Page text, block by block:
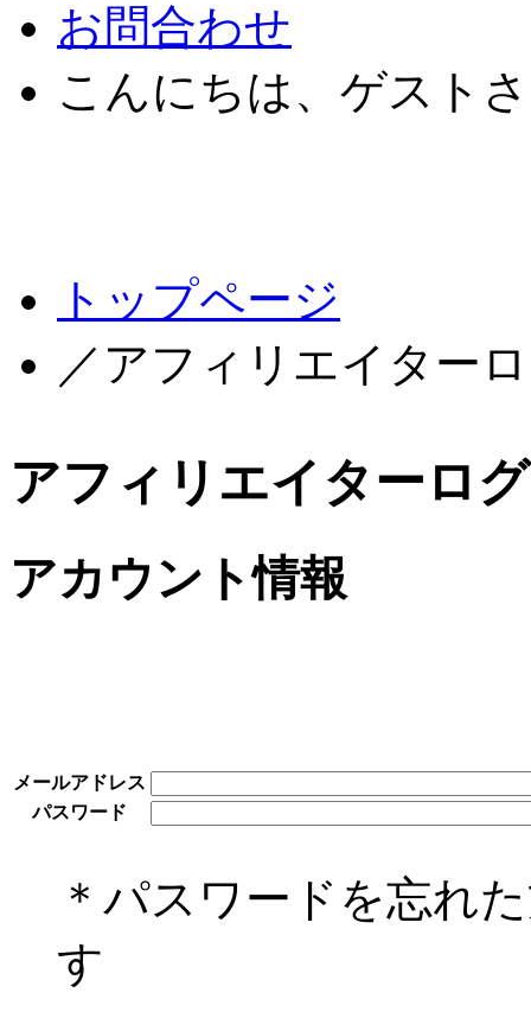
お問合わせ
こんにちは、ゲスト
トップページ
／アフィリエイター
アフィリエイターロ
アカウント情報
メールアドレス
パスワード
＊パスワードを忘れ
す